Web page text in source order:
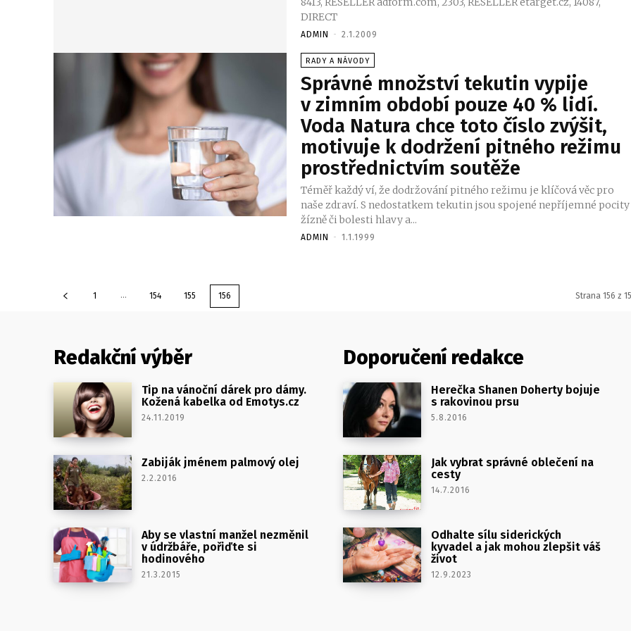
DIRECT
ADMIN - 2.1.2009
RADY A NÁVODY
Správné množství tekutin vypije
v zimním období pouze 40 % lidí.
Voda Natura chce toto číslo zvýšit,
motivuje k dodržení pitného režimu
prostřednictvím soutěže
Téměř každý ví, že dodržování pitného režimu je klíčová věc pro
naše zdraví. S nedostatkem tekutin jsou spojené nepříjemné pocity
žízně či bolesti hlavy a...
ADMIN - 1.1.1999
1 ... 154 155 156 Strana 156 z
Redakční výběr
Tip na vánoční dárek pro dámy.
Kožená kabelka od Emotys.cz
24.11.2019
Zabiják jménem palmový olej
2.2.2016
Aby se vlastní manžel nezměnil
v údržbáře, pořiďte si
hodinového
21.3.2015
Doporučení redakce
Herečka Shanen Doherty bojuje
s rakovinou prsu
5.8.2016
Jak vybrat správné oblečení na
cesty
14.7.2016
Odhalte sílu siderických
kyvadel a jak mohou zlepšit váš
život
12.9.2023